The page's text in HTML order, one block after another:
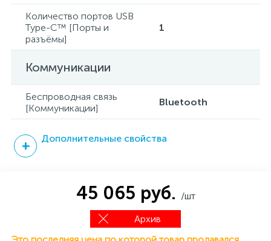
Количество портов USB
Type-C™ [Порты и
разъёмы]
1
Коммуникации
Беспроводная связь
[Коммуникации]
Bluetooth
Дополнительные свойства
45 065 руб. /шт
Архив